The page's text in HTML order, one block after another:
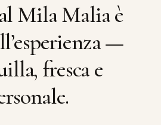
alMilaMaliaè
—
frescae